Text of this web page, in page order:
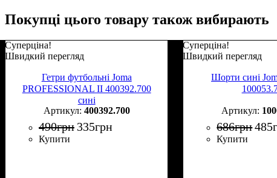
Покупці цього товару також вибирають
Суперціна!
Швидкий перегляд
Гетри футбольні Joma
PROFESSIONAL II 400392.700
сині
400392.700
490грн 335грн
Купити
Суперціна!
Швидкий перегляд
Шорти сині
686грн485
Купити